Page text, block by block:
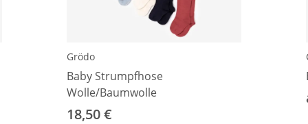
Grödo
Baby Strumpfhose
Wolle/Baumwolle
18,50 €